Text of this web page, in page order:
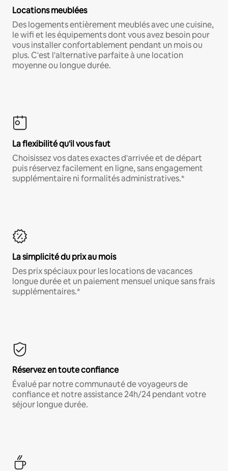
Locations meublées
Des logements entièrement meublés avec une cuisine,
le wifi et les équipements dont vous avez besoin pour
vous installer confortablement pendant un mois ou
plus. C'est l'alternative parfaite à une location
moyenne ou longue durée.
La flexibilité qu'il vous faut
Choisissez vos dates exactes d'arrivée et de départ
puis réservez facilement en ligne, sans engagement
supplémentaire ni formalités administratives.*
La simplicité du prix au mois
Des prix spéciaux pour les locations de vacances
longue durée et un paiement mensuel unique sans frais
supplémentaires.*
Réservez en toute confiance
Évalué par notre communauté de voyageurs de
confiance et notre assistance 24h/24 pendant votre
séjour longue durée.